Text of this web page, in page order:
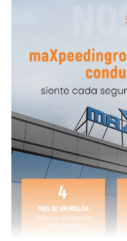
EG1 Rear fork
Compatible para
Rear fork type
9\EM1
Compatible para
Rear fork type